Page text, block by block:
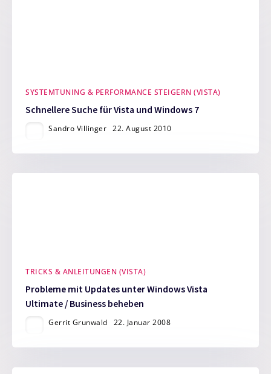
SYSTEMTUNING & PERFORMANCE STEIGERN (VISTA)
Schnellere Suche für Vista und Windows 7
Sandro Villinger 22. August 2010
TRICKS & ANLEITUNGEN (VISTA)
Probleme mit Updates unter Windows Vista
Ultimate / Business beheben
Gerrit Grunwald 22. Januar 2008